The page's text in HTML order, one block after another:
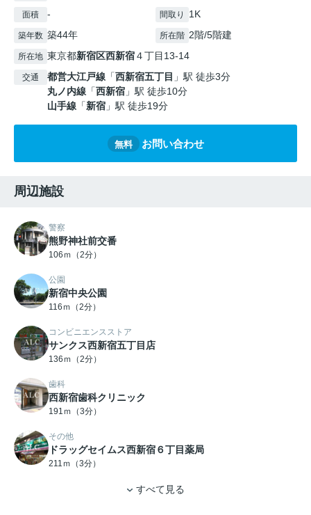
面積 - 間取り 1K
築年数 築44年 所在階 2階/5階建
所在地 東京都新宿区西新宿４丁目13-14
交通 都営大江戸線 「西新宿五丁目 」駅 徒歩3分
丸ノ内線 「西新宿 」駅 徒歩10分
山手線 「新宿 」駅 徒歩19分
無料 お問い合わせ
周辺施設
警察
熊野神社前交番
106ｍ（2分）
公園
新宿中央公園
116ｍ（2分）
コンビニエンスストア
サンクス西新宿五丁目店
136ｍ（2分）
歯科
西新宿歯科クリニック
191ｍ（3分）
その他
ドラッグセイムス西新宿６丁目薬局
211ｍ（3分）
すべて見る